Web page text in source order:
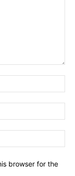
browser for the